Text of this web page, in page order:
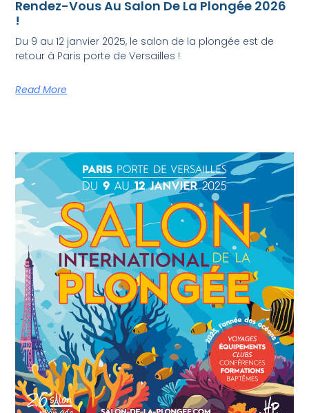
Rendez-Vous Au Salon De La Plongée 2026
!
Du 9 au 12 janvier 2025, le salon de la plongée est de
retour à Paris porte de Versailles !
Read More